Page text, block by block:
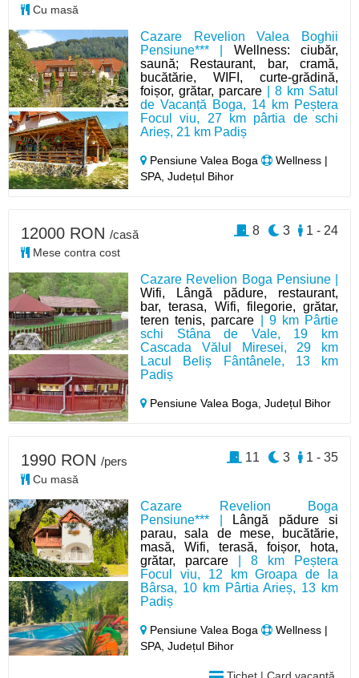
Cazare Revelion Valea Boghii
Pensiune*** | Wellness: ciubăr,
saună; Restaurant, bar, cramă,
bucătărie, WIFI, curte-grădină,
foișor, grătar, parcare | 8 km Satul
de Vacanță Boga, 14 km Peștera
Focul viu, 27 km pârtia de schi
Arieș, 21 km Padiș
Pensiune Valea Boga
Wellness |
SPA, Județul Bihor
Cu masă
Cazare Revelion Boga Pensiune |
Wifi, Lângă pădure, restaurant,
bar, terasa, Wifi, filegorie, grătar,
teren tenis, parcare | 9 km Pârtie
schi Stâna de Vale, 19 km
Cascada Vălul Miresei, 29 km
Lacul Beliș Fântânele, 13 km
Padiș
Pensiune Valea Boga,Județul Bihor
12000 RON /casă
Mese contra cost
1 - 24
3
8
Cazare Revelion Boga
Pensiune*** |
Lângă pădure si
parau, sala de mese, bucătărie,
masă, Wifi, terasă, foișor, hota,
grătar, parcare | 8 km Peștera
Focul viu, 12 km Groapa de la
Bârsa, 10 km Pârtia Arieș, 13 km
Padiș
Pensiune Valea Boga
Wellness |
SPA, Județul Bihor
1990 RON /pers
Cu masă
1 - 35
3
11